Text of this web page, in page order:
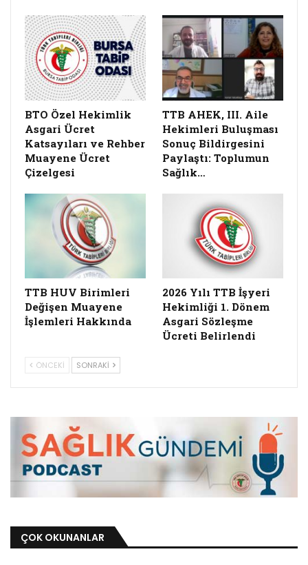
BTO Özel Hekimlik
Asgari Ücret
Katsayıları ve Rehber
Muayene Ücret
Çizelgesi
TTB AHEK, III. Aile
Hekimleri Buluşması
Sonuç Bildirgesini
Paylaştı: Toplumun
Sağlık…
TTB HUV Birimleri
Değişen Muayene
İşlemleri Hakkında
2026 Yılı TTB İşyeri
Hekimliği 1. Dönem
Asgari Sözleşme
Ücreti Belirlendi
ÖNCEKI SONRAKI
ÇOK OKUNANLAR